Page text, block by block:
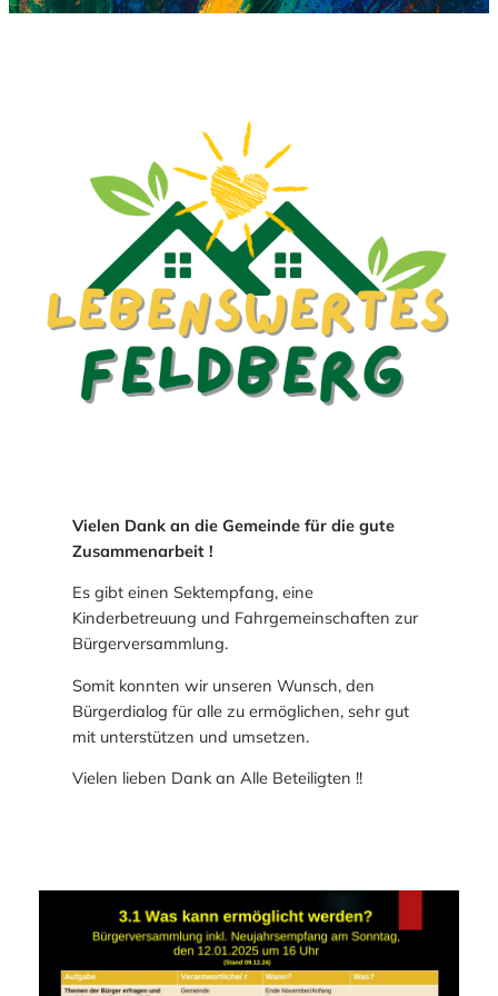
Vielen Dank an die Gemeinde für die gute
Zusammenarbeit !
Es gibt einen Sektempfang, eine
Kinderbetreuung und Fahrgemeinschaften zur
Bürgerversammlung.
Somit konnten wir unseren Wunsch, den
Bürgerdialog für alle zu ermöglichen, sehr gut
mit unterstützen und umsetzen.
Vielen lieben Dank an Alle Beteiligten !!